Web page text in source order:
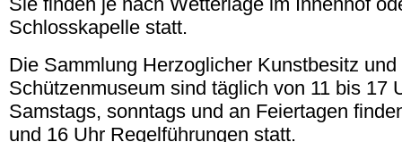
Schlosskapelle statt.
Die Sammlung Herzoglicher Kunstbesitz
Schützenmuseum sind täglich von 11 bis 17
Samstags, sonntags und an Feiertagen
und 16 Uhr Regelführungen statt.